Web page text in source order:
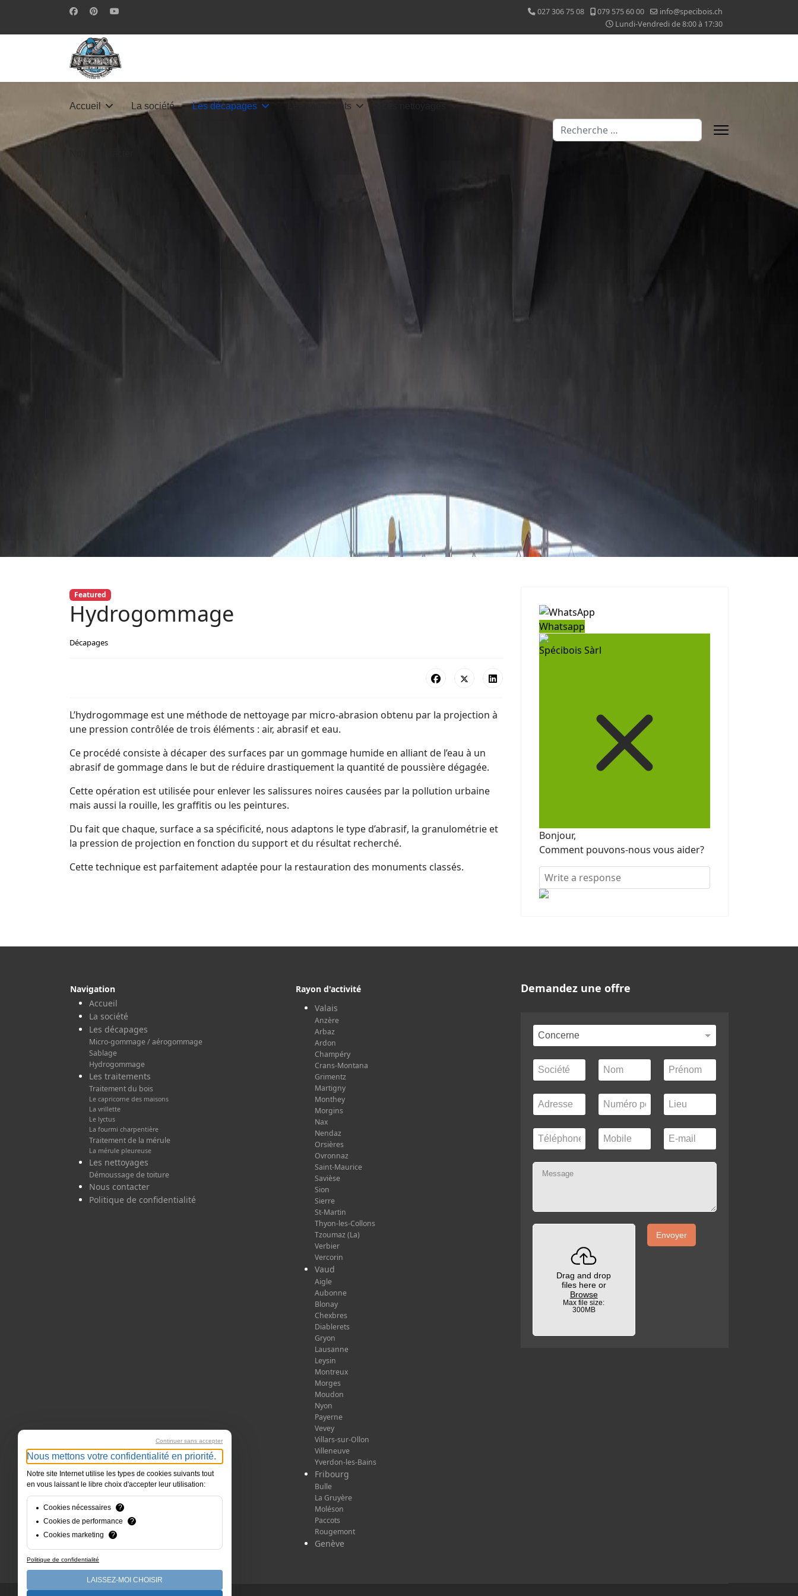
027 306 75 08 079 575 60 00
info@specibois.ch
Lundi-Vendredi de 8:00 à 17:30
Accueil La société Les décapages Les traitements
Valider
Featured
Hydrogommage
Décapages
L’hydrogommage est une méthode de nettoyage par micro-abrasion obtenu par la projection à
une pression contrôlée de trois éléments : air, abrasif et eau.
Ce procédé consiste à décaper des surfaces par un gommage humide en alliant de l’eau à un
abrasif de gommage dans le but de réduire drastiquement la quantité de poussière dégagée.
Cette opération est utilisée pour enlever les salissures noires causées par la pollution urbaine
mais aussi la rouille, les graffitis ou les peintures.
Du fait que chaque, surface a sa spécificité, nous adaptons le type d’abrasif, la granulométrie et
la pression de projection en fonction du support et du résultat recherché.
Cette technique est parfaitement adaptée pour la restauration des monuments classés.
Whatsapp
Spécibois Sàrl
Bonjour,
Comment pouvons-nous vous aider?
Navigation
Accueil
La société
Les décapages
Micro-gommage / aérogommage
Sablage
Hydrogommage
Les traitements
Traitement du bois
Le capricorne des maisons
La vrillette
Le lyctus
La fourmi charpentière
Traitement de la mérule
La mérule pleureuse
Les nettoyages
Démoussage de toiture
Nous contacter
Politique de confidentialité
Rayon d'activité
Valais
Anzère
Arbaz
Ardon
Champéry
Crans-Montana
Grimentz
Martigny
Monthey
Morgins
Nax
Nendaz
Orsières
Ovronnaz
Saint-Maurice
Savièse
Sion
Sierre
St-Martin
Thyon-les-Collons
Tzoumaz (La)
Verbier
Vercorin
Vaud
Aigle
Aubonne
Blonay
Chexbres
Diablerets
Gryon
Lausanne
Leysin
Montreux
Morges
Moudon
Nyon
Payerne
Vevey
Villars-sur-Ollon
Villeneuve
Yverdon-les-Bains
Fribourg
Bulle
La Gruyère
Moléson
Paccots
Rougemont
Genève
Demandez une offre
Drag and drop
files here or
Browse
Max file size:
300MB
Envoyer
Continuer sans accepter
Nous mettons votre confidentialité en priorité.
Notre site Internet utilise les types de cookies suivants tout
en vous laissant le libre choix d'accepter leur utilisation:
Cookies nécessaires
?
Cookies de performance
?
Cookies marketing
?
Politique de confidentialité
LAISSEZ-MOI CHOISIR